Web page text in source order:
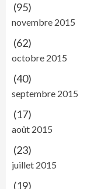
(95)
novembre 2015
(62)
octobre 2015
(40)
septembre 2015
(17)
août 2015
(23)
juillet 2015
(19)